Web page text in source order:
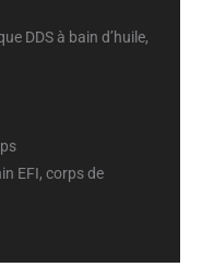
DDS à bain d’huile,
EFI, corps de